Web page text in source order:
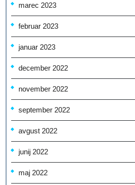
marec 2023
februar 2023
januar 2023
december 2022
november 2022
september 2022
avgust 2022
junij 2022
maj 2022